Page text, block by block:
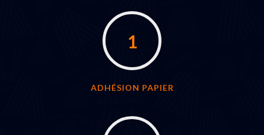
1
ADHÉSION PAPIER